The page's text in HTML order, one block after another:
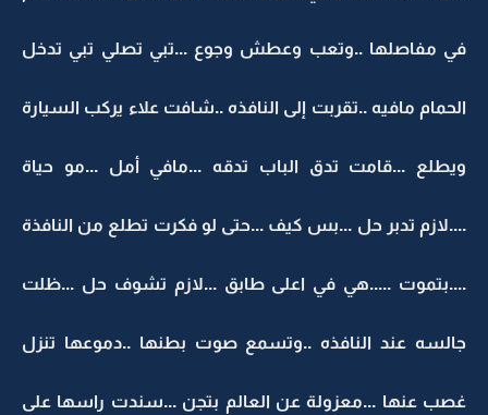
في مفاصلها ..وتعب وعطش وجوع ...تبي تصلي تبي تدخل
الحمام مافيه ..تقربت إلى النافذه ..شافت علاء يركب السيارة
ويطلع ...قامت تدق الباب تدقه ...مافي أمل ...مو حياة
....لازم تدبر حل ...بس كيف ...حتى لو فكرت تطلع من النافذة
....بتموت .....هي في اعلى طابق ...لازم تشوف حل ...ظلت
جالسه عند النافذه ..وتسمع صوت بطنها ..دموعها تنزل
غصب عنها ...معزولة عن العالم بتجن ...سندت راسها على